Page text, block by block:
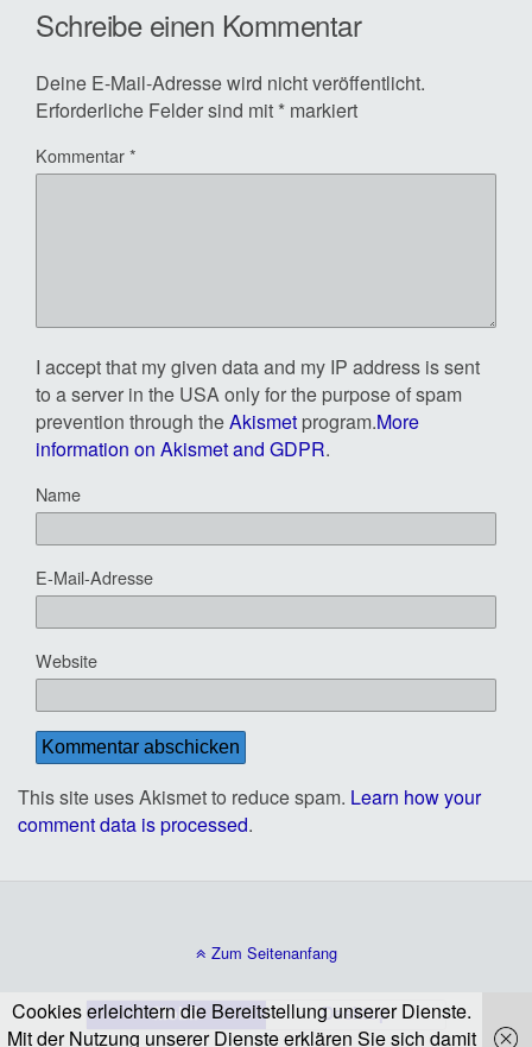
Schreibe einen Kommentar
Deine E-Mail-Adresse wird nicht veröffentlicht.
Erforderliche Felder sind mit * markiert
Kommentar*
I accept that my given data and my IP address is sent
to a server in the USA only for the purpose of spam
prevention through theAkismet program.More
information on Akismet and GDPR.
Name
E-Mail-Adresse
Website
This site uses Akismet to reduce spam. Learn how your
comment data is processed.
Zum Seitenanfang
Mobil Desktop
Cookies erleichtern die Bereitstellung unserer Dienste.
Mit der Nutzung unserer Dienste erklären Sie sich damit